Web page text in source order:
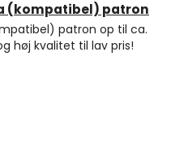
(kompatibel) patron
patron op til ca.
høj kvalitet til lav pris!